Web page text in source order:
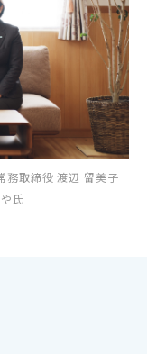
務取締役 渡辺 留美子
氏